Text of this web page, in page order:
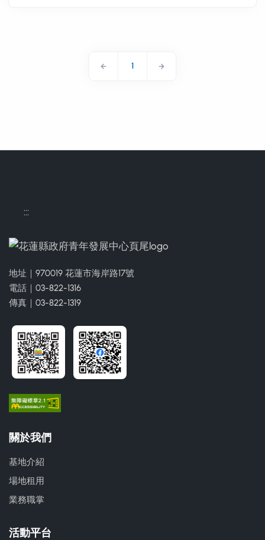
1
:::
地址｜970019 花蓮市海岸路17號
電話｜03-822-1316
傳真｜03-822-1319
關於我們
基地介紹
場地租用
業務職掌
活動平台